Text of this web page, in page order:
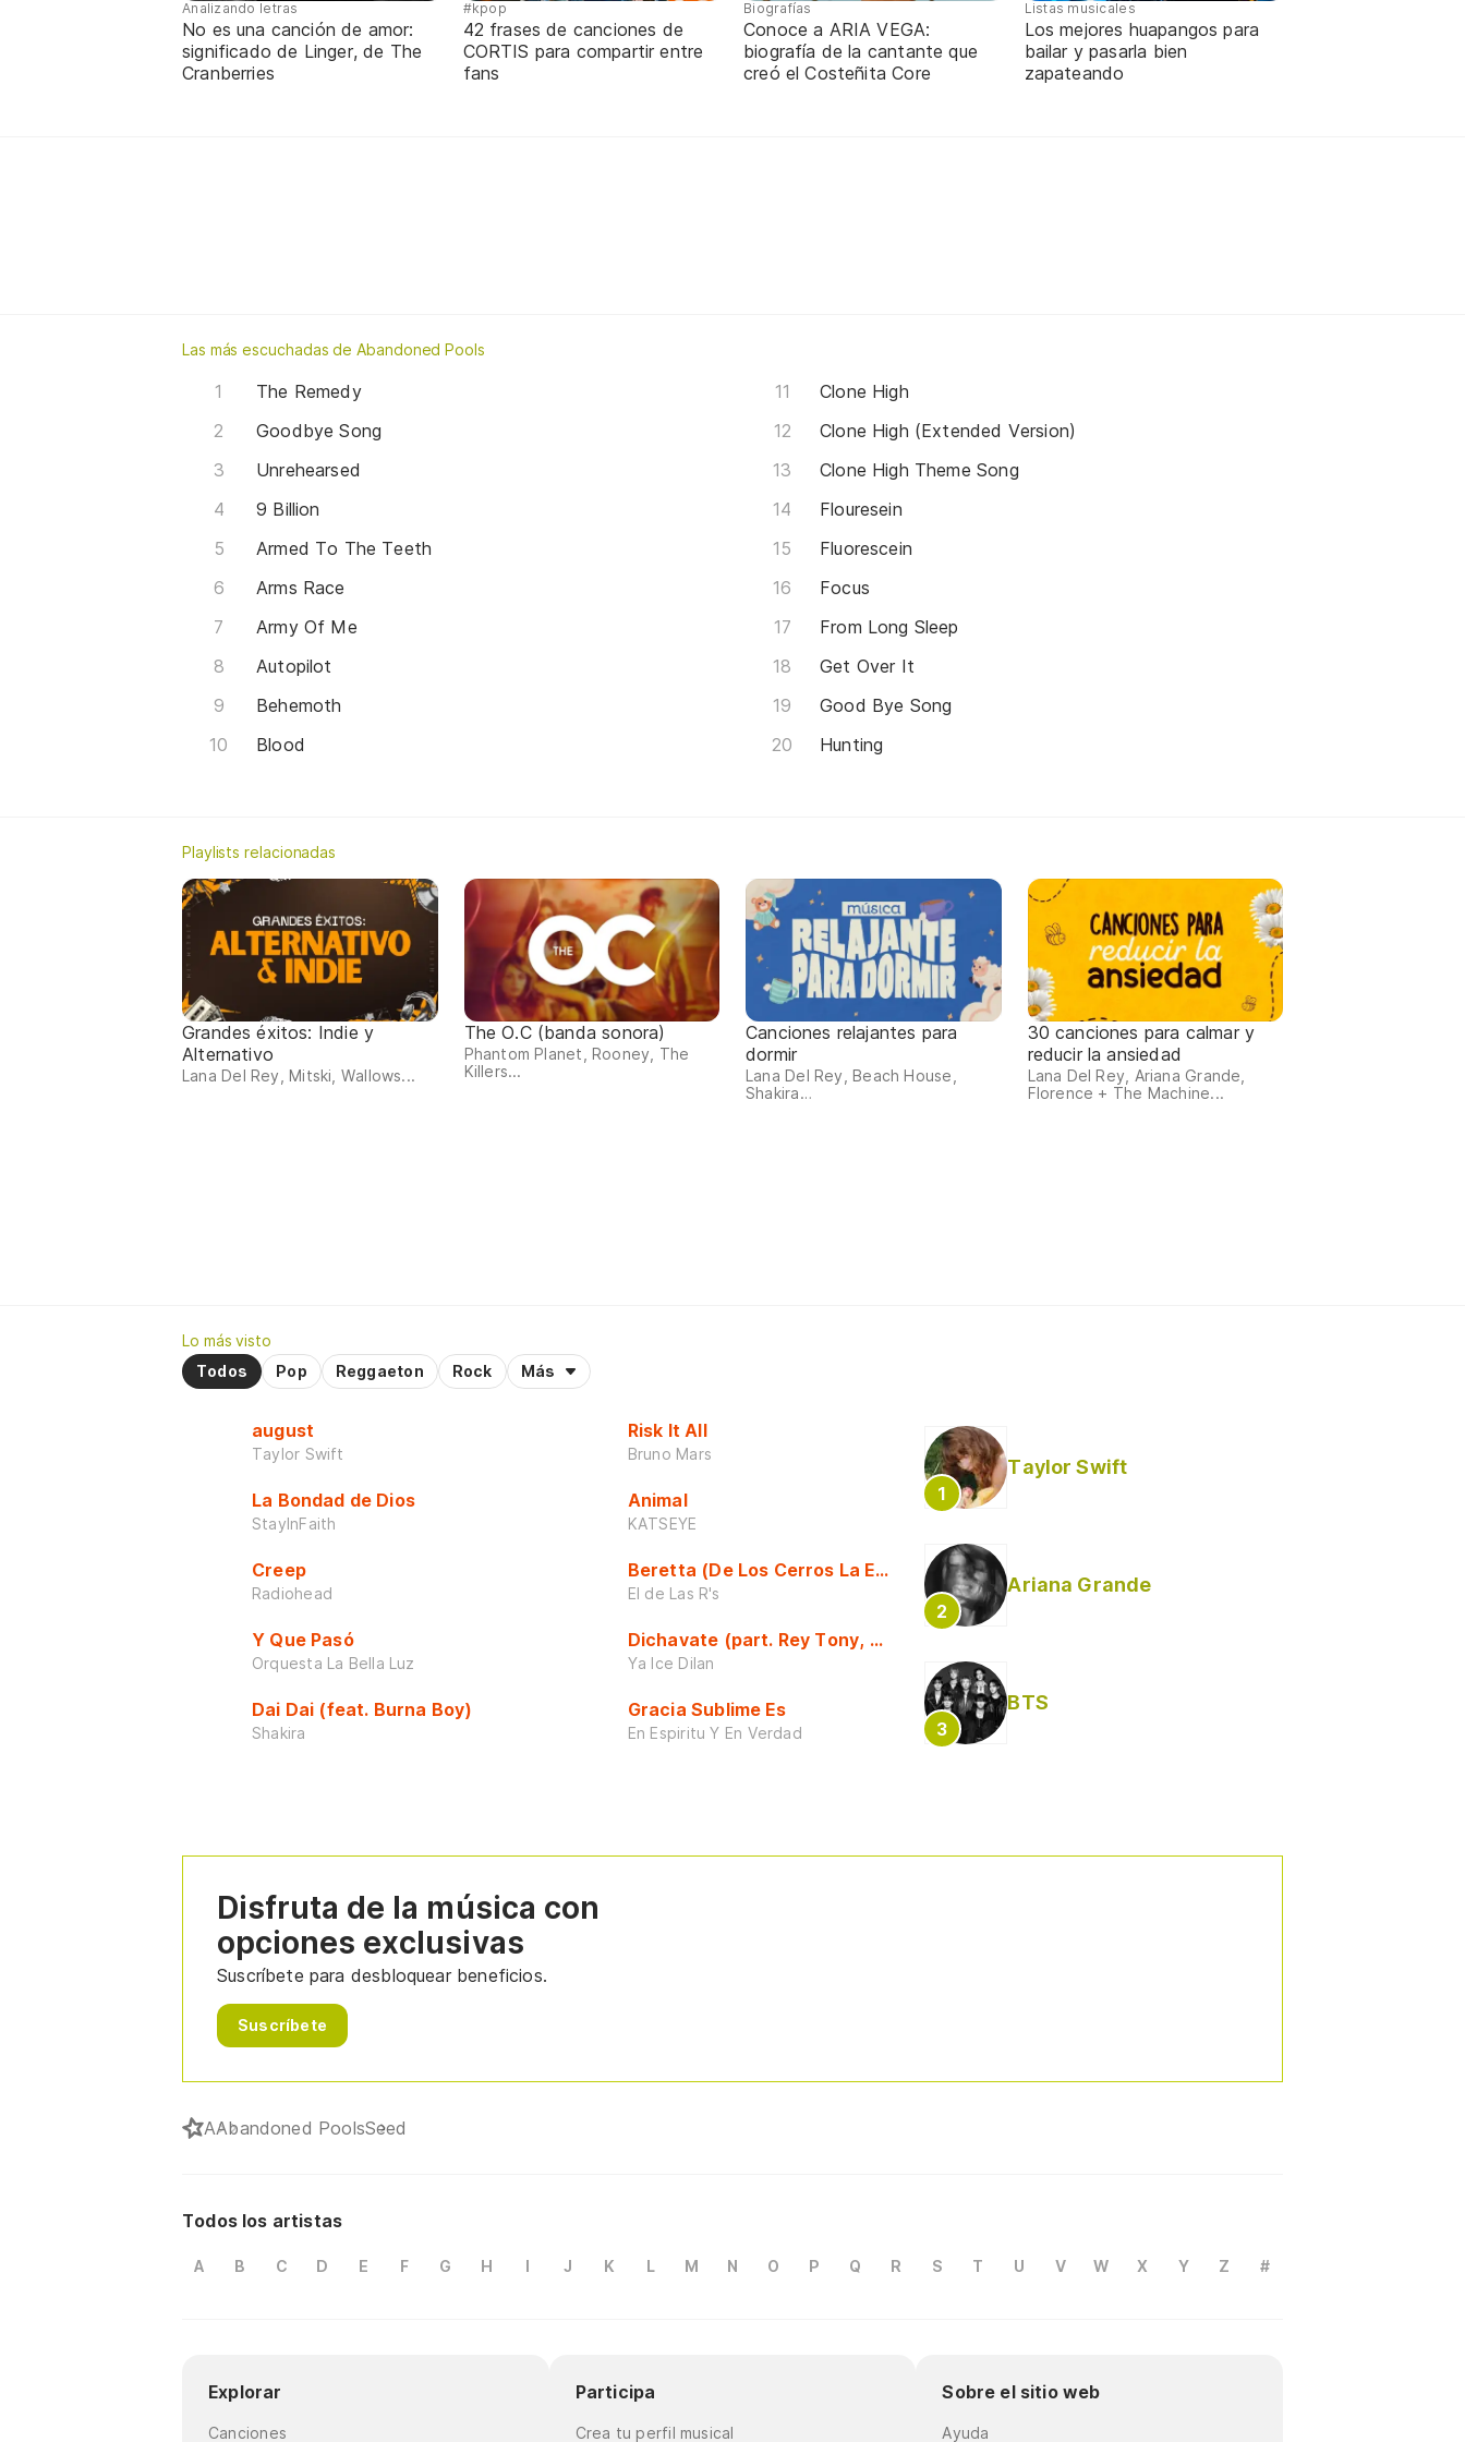
Analizando letras
No es una canción de amor:
significado de Linger, de The
Cranberries
#kpop
42 frases de canciones de
CORTIS para compartir entre
fans
Biografías
Conoce a ARIA VEGA:
biografía de la cantante que
creó el Costeñita Core
Listas musicales
Los mejores huapangos para
bailar y pasarla bien
zapateando
Las más escuchadas de Abandoned Pools
The Remedy
Goodbye Song
Unrehearsed
9 Billion
Armed To The Teeth
Arms Race
Army Of Me
Autopilot
Behemoth
Blood
Clone High
Clone High (Extended Version)
Clone High Theme Song
Flouresein
Fluorescein
Focus
From Long Sleep
Get Over It
Good Bye Song
Hunting
Playlists relacionadas
Grandes éxitos: Indie y
Alternativo
Lana Del Rey, Mitski, Wallows...
The O.C (banda sonora)
Phantom Planet, Rooney, The
Killers...
Canciones relajantes para
dormir
Lana Del Rey, Beach House,
Shakira…
30 canciones para calmar y
reducir la ansiedad
Lana Del Rey, Ariana Grande,
Florence + The Machine...
Lo más visto
Todos
Pop Reggaeton Rock Más
august
Taylor Swift
La Bondad de Dios
StayInFaith
Creep
Radiohead
Y Que Pasó
Orquesta La Bella Luz
Dai Dai (feat. Burna Boy)
Shakira
Risk It All
Bruno Mars
Animal
KATSEYE
Beretta (De Los Cerros La Escuela)
El de Las R's
Dichavate (part. Rey Tony, Dj Honda y Helabusador) [explícita]
Ya Ice Dilan
Gracia Sublime Es
En Espiritu Y En Verdad
Taylor Swift
Ariana Grande
BTS
Disfruta de la música con
opciones exclusivas
Suscríbete para desbloquear beneficios.
Suscríbete
AAbandoned PoolsSeed
Todos los artistas
A B C D E F G H I J K L M N O P Q R S T U V W X Y Z #
Explorar
Canciones
Participa
Crea tu perfil musical
Sobre el sitio web
Ayuda